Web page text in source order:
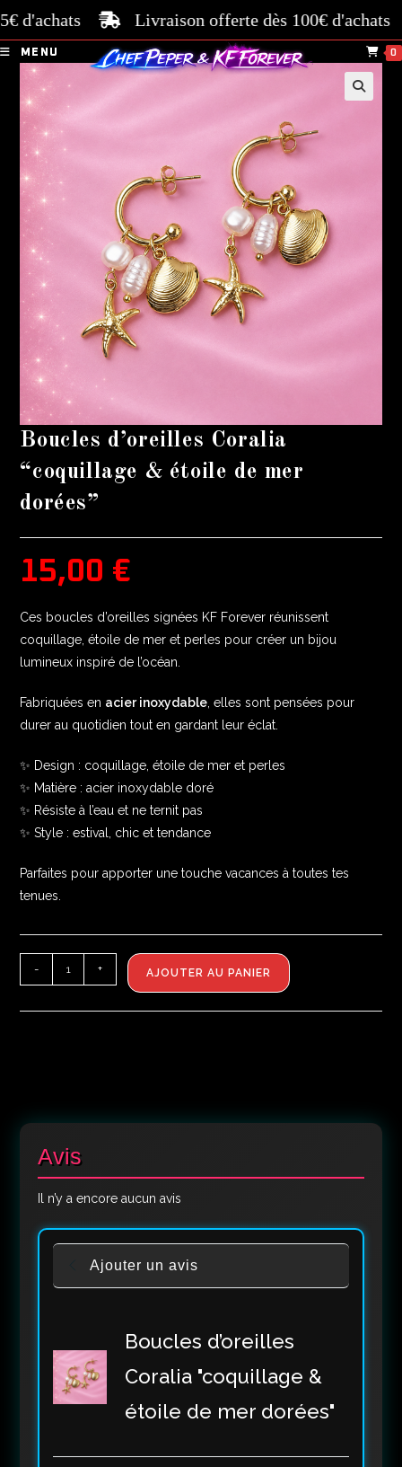
Livraison offerte dès 100€ d'achats
MENU 0
Boucles d’oreilles Coralia
“coquillage & étoile de mer
dorées”
15,00 €
Ces boucles d’oreilles signées KF Forever réunissent
coquillage, étoile de mer et perles pour créer un bijou
lumineux inspiré de l’océan.
Fabriquées en acier inoxydable , elles sont pensées pour
durer au quotidien tout en gardant leur éclat.
✨ Design : coquillage, étoile de mer et perles
✨ Matière : acier inoxydable doré
✨ Résiste à l’eau et ne ternit pas
✨ Style : estival, chic et tendance
Parfaites pour apporter une touche vacances à toutes tes
tenues.
- + AJOUTER AU PANIER
Avis
Il n’y a encore aucun avis
Ajouter un avis
Boucles d’oreilles
Coralia "coquillage &
étoile de mer dorées"